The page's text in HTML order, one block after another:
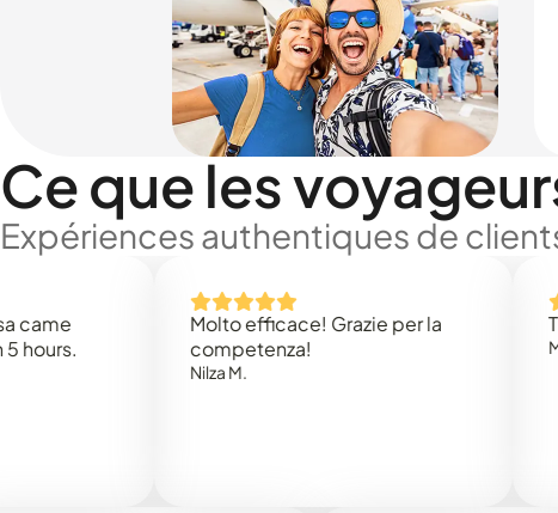
Ce que les
Expériences authentiques de
Molto efficace! Grazie per la
competenza!
Thank